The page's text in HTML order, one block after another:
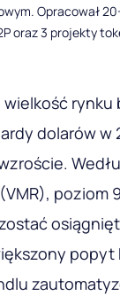
Opracował
oraz 3 projekty
wielkość
dolarów w
poziom
popyt